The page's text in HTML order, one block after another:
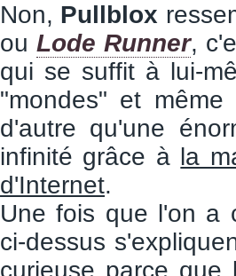
Non, Pullblox
ou Lode Runner,
qui se suffit à lui-
"mondes" et
d'autre qu'une
infinité grâce à la
d'Internet.
Une fois que l'on a
ci-dessus
curieuse parce